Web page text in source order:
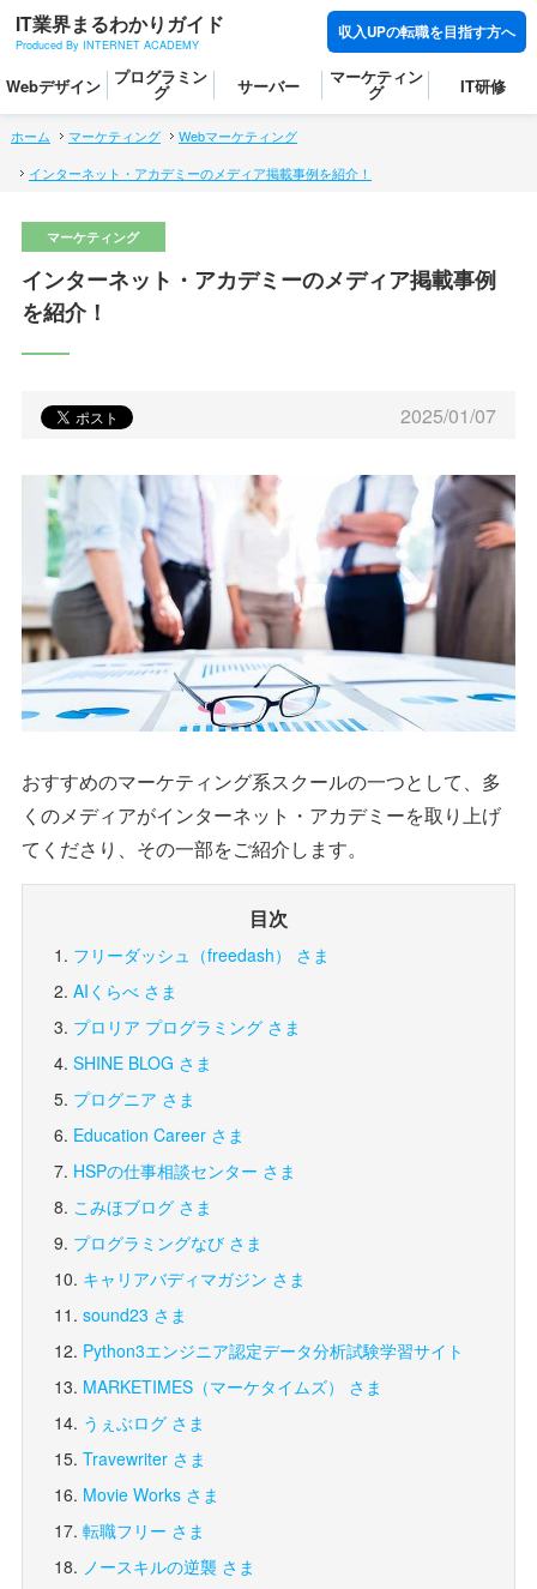
IT業界まるわかりガイド
Produced By INTERNET ACADEMY
収入UPの転職を目指す方へ
Webデザイン プログラミン
グ サーバー マーケティン
グ IT研修
ホーム マーケティング
Webマーケティング
インターネット・アカデミーのメディア掲載事例を紹介！
インターネット・アカデミーのメディア掲載事例
を紹介！
2025/01/07
おすすめのマーケティング系スクールの一つとして、多
くのメディアがインターネット・アカデミーを取り上げ
てくださり、その一部をご紹介します。
目次
フリーダッシュ（freedash） さま
AIくらべ さま
プロリア プログラミング さま
SHINE BLOG さま
プログニア さま
Education Career さま
HSPの仕事相談センター さま
こみほブログ さま
プログラミングなび さま
キャリアバディマガジン さま
sound23 さま
Python3エンジニア認定データ分析試験学習サイト
MARKETIMES（マーケタイムズ） さま
うぇぶログ さま
Travewriter さま
Movie Works さま
転職フリー さま
ノースキルの逆襲 さま